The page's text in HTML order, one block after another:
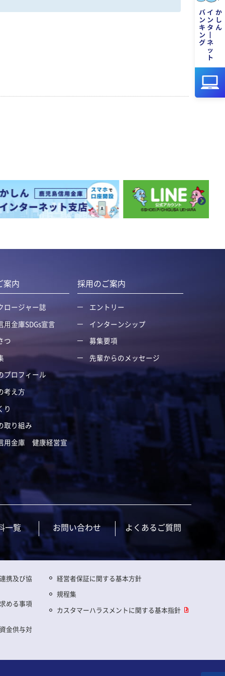
案内
ロージャー誌
用金庫SDGs宣言
つ
プロフィール
考え方
り
取り組み
用金庫 健康経営宣
採用のご案内
エントリー
インターンシップ
募集要項
先輩からのメッセージ
一覧 お問い合わせ よくあるご質問
携及び協
める事項
金供与対
経営者保証に関する基本方針
規程集
カスタマーハラスメントに関する基本指針